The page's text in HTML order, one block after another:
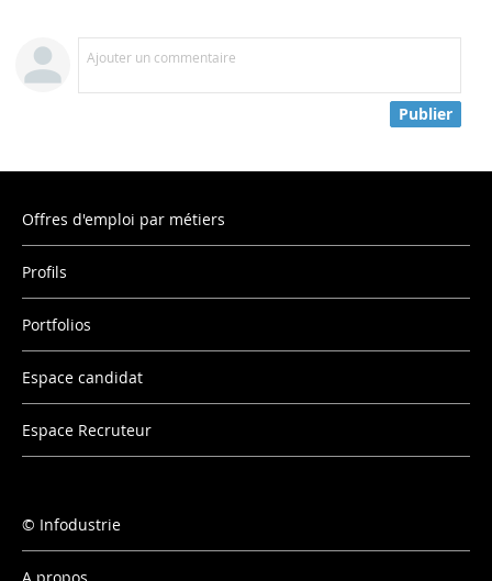
Ajouter un commentaire
Publier
Offres d'emploi par métiers
Profils
Portfolios
Espace candidat
Espace Recruteur
Infodustrie
A propos